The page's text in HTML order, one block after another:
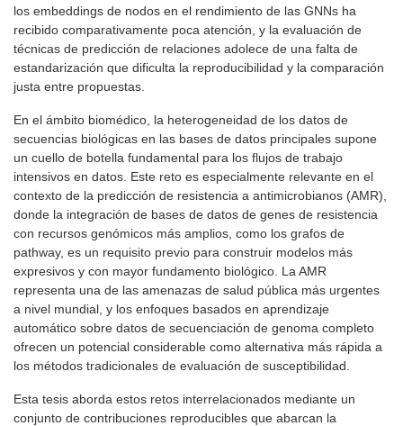
los embeddings de nodos en el rendimiento de las GNNs ha
recibido comparativamente poca atención, y la evaluación de
técnicas de predicción de relaciones adolece de una falta de
estandarización que dificulta la reproducibilidad y la comparación
justa entre propuestas.
En el ámbito biomédico, la heterogeneidad de los datos de
secuencias biológicas en las bases de datos principales supone
un cuello de botella fundamental para los flujos de trabajo
intensivos en datos. Este reto es especialmente relevante en el
contexto de la predicción de resistencia a antimicrobianos (AMR),
donde la integración de bases de datos de genes de resistencia
con recursos genómicos más amplios, como los grafos de
pathway, es un requisito previo para construir modelos más
expresivos y con mayor fundamento biológico. La AMR
representa una de las amenazas de salud pública más urgentes
a nivel mundial, y los enfoques basados en aprendizaje
automático sobre datos de secuenciación de genoma completo
ofrecen un potencial considerable como alternativa más rápida a
los métodos tradicionales de evaluación de susceptibilidad.
Esta tesis aborda estos retos interrelacionados mediante un
conjunto de contribuciones reproducibles que abarcan la